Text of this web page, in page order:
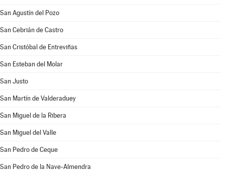
San Agustín del Pozo
San Cebrián de Castro
San Cristóbal de Entreviñas
San Esteban del Molar
San Justo
San Martín de Valderaduey
San Miguel de la Ribera
San Miguel del Valle
San Pedro de Ceque
San Pedro de la Nave-Almendra